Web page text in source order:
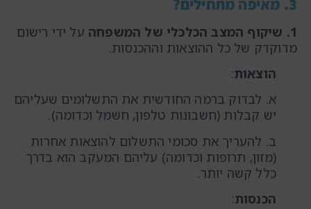
3. מאיפה מתחילים?
1. שיקוף המצב הכלכלי של המשפחה על ידי רישום
מדוקדק של כל ההוצאות וההכנסות.
הוצאות:
א. לבדוק ברמה החודשית את התשלומים שעליהם
יש קבלות (חשבונות טלפון, חשמל וכדומה).
ב. להעריך את סכומי התשלום להוצאות אחרות
(מזון, תרופות וכדומה) עליהם המעקב הוא בדרך
כלל קשה יותר.
הכנסות: